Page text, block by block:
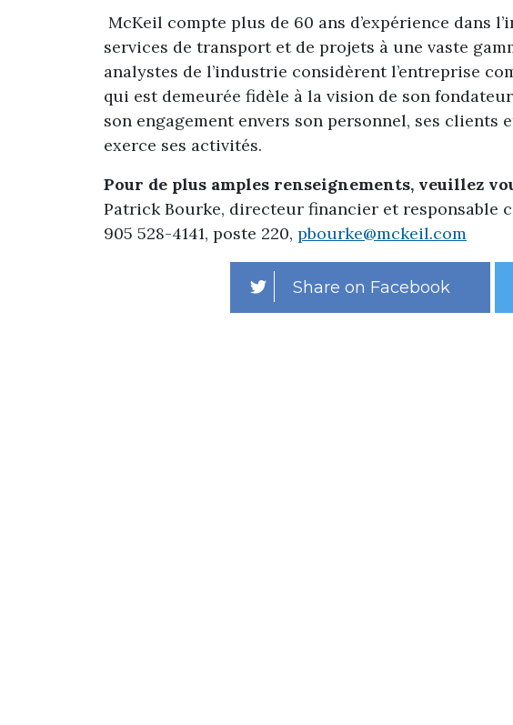
McKeil compte plus de 60 ans d’expérience dans
services de transport et de projets à une vaste
analystes de l’industrie considèrent l’entreprise
qui est demeurée fidèle à la vision de son
son engagement envers son personnel, ses
exerce ses activités.
Pour de plus amples renseignements, veuillez
Patrick Bourke, directeur financier et responsable
905 528-4141, poste 220, pbourke@mckeil.com
Share on Facebook